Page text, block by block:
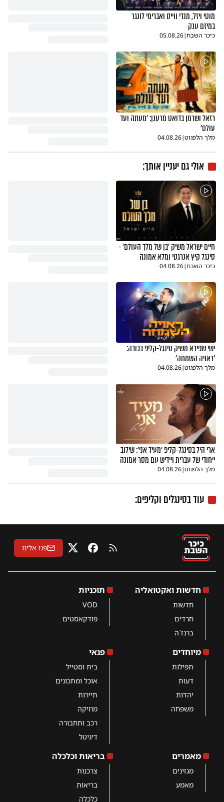
מוטי ויזל, מנדי ווייס ואברימי לונגר
במיזם ענק
כיכר השבת|
05.08.26
רזאל ושרמן בדואט מרענן: 'מעתה ועד
עולם'
מלך הלפגוט|
04.08.26
אולי גם יעניין אותך:
חיים ישראל משיק 'בן של מלך העולם' -
סינגל קיץ אנרגטי ומלא אמונה
כיכר השבת|
04.08.26
ישי שפירא משיק סינגל-קליפ בכורה:
'ראויה השמחה'
מלך הלפגוט|
04.08.26
ארי היל בסינגל-קליפ 'מעיד אני': שילוב
ייחודי של עברית ויידיש עם מסר אמונה
מלך הלפגוט|
04.08.26
עוד בסינגלים וקליפים:
RSS פייסבוקX פנו אלינו
חדשות ואקטואליה
חדשות
חרדים
ברנז´ה
תוכניות
VOD
פודקאסטים
מיוחדים
תפילות
דעות
יהדות
משפחה
פנאי
בית וסטייל
אוכל ומתכונים
תיירות
מוזיקה
רכב ותחבורה
דיגיטל
מאמרים
מגזינים
מאמע
בריאות וכלכלה
צרכנות
בריאות
כלכלה